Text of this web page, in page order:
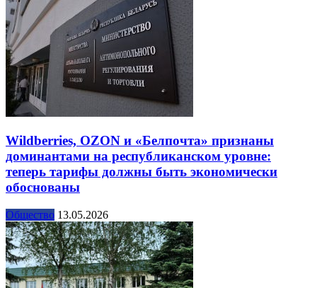
Wildberries, OZON и «Белпочта» признаны
доминантами на республиканском уровне:
теперь тарифы должны быть экономически
обоснованы
Общество 13.05.2026